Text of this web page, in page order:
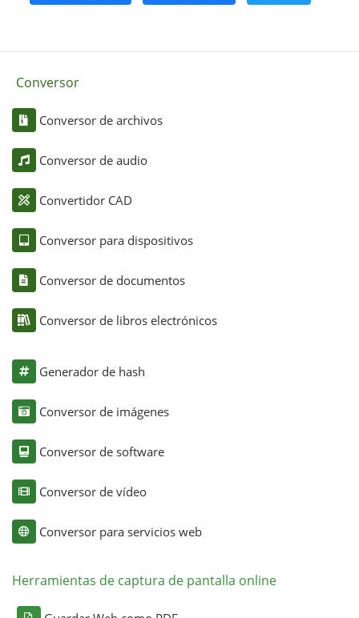
Conversor
Conversor de archivos
Conversor de audio
Convertidor CAD
Conversor para dispositivos
Conversor de documentos
Conversor de libros electrónicos
Generador de hash
Conversor de imágenes
Conversor de software
Conversor de vídeo
Conversor para servicios web
Herramientas de captura de pantalla online